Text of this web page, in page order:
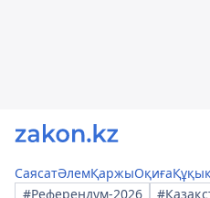
СаясатӘлемҚаржыОқиға
#Референдум-2026